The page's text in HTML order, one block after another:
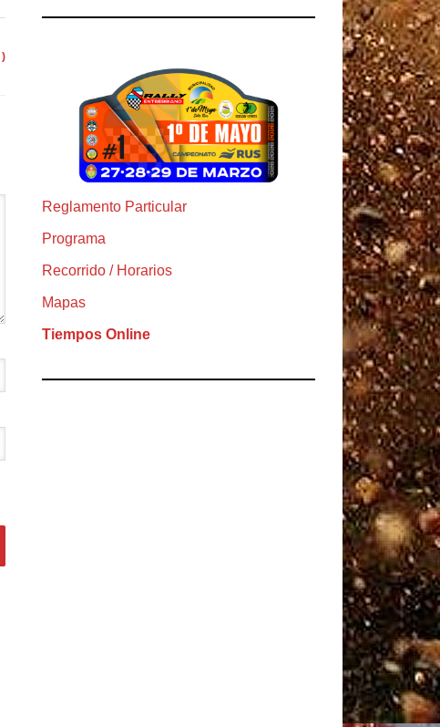
)
Reglamento Particular
Programa
Recorrido / Horarios
Mapas
Tiempos Online